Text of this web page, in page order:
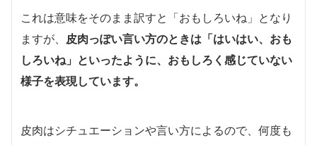
これは意味をそのまま訳すと「おもしろいね」となり
ますが、 皮肉っぽい言い方のときは「はいはい、おも
しろいね」といったように、おもしろく感じていない
様子を表現しています。
皮肉はシチュエーションや言い方によるので、何度も